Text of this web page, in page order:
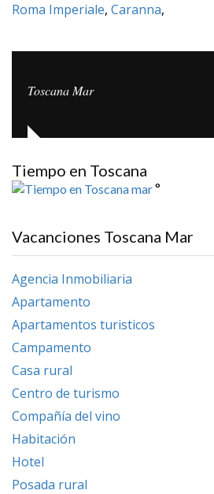
Roma Imperiale, Caranna,
Toscana Mar
Tiempo en Toscana
°
Vacanciones Toscana Mar
Agencia Inmobiliaria
Apartamento
Apartamentos turisticos
Campamento
Casa rural
Centro de turismo
Compañía del vino
Habitación
Hotel
Posada rural